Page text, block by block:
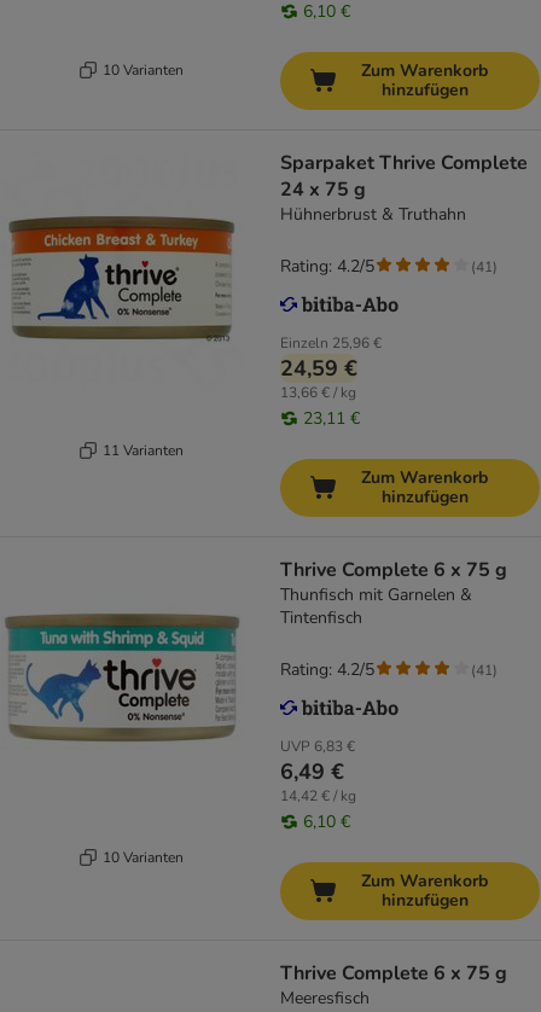
10 Varianten
6,10 €
Zum Warenkorb
hinzufügen
11 Varianten
Sparpaket Thrive Complete
24 x 75 g
Hühnerbrust & Truthahn
Einzeln 25,96 €
24,59 €
13,66 € / kg
23,11 €
Rating: 4.2/5 (41)
Zum Warenkorb
hinzufügen
10 Varianten
Thrive Complete 6 x 75 g
Thunfisch mit Garnelen &
Tintenfisch
UVP 6,83 €
6,49 €
14,42 € / kg
6,10 €
Rating: 4.2/5 (41)
Zum Warenkorb
hinzufügen
Thrive Complete 6 x 75 g
Meeresfisch